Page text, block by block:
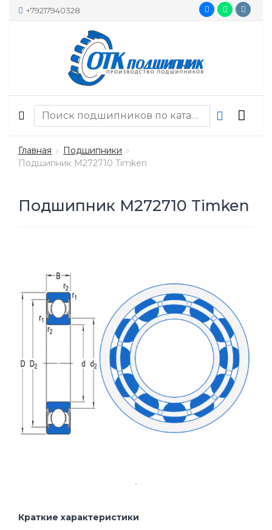
+79217940328
Главная
Подшипники
Подшипник M272710 Timken
Подшипник M272710 Timken
Краткие характеристики